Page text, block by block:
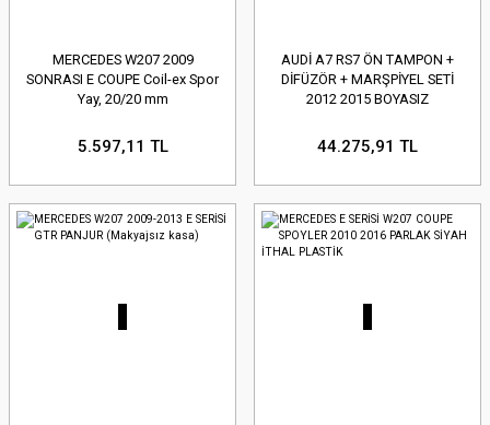
MERCEDES W207 2009
SONRASI E COUPE Coil-ex Spor
Yay, 20/20 mm
5.597,11 TL
AUDİ A7 RS7 ÖN TAMPON +
DİFÜZÖR + MARŞPİYEL SETİ
2012 2015 BOYASIZ
44.275,91 TL